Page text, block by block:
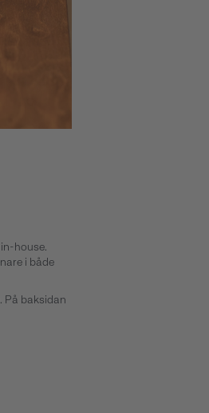
house.
i både
På baksidan